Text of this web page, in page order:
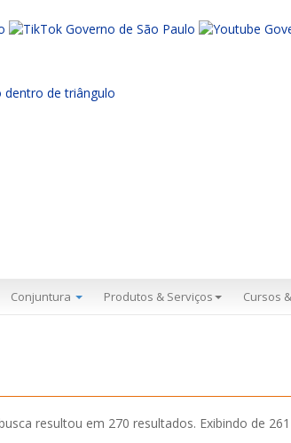
Conjuntura Produtos & Serviços Cursos
resultou em 270 resultados. Exibindo de